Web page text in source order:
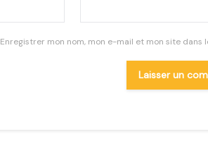
Enregistrer mon nom, mon e-mail et mon site